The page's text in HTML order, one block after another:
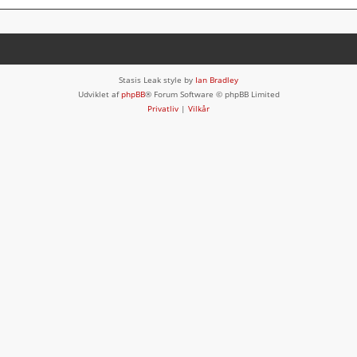
Stasis Leak style by Ian Bradley
Udviklet afphpBB® Forum Software © phpBB Limited
Privatliv | Vilkår